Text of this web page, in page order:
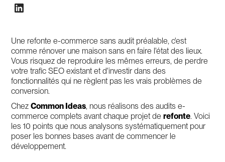
Une refonte e-commerce sans audit préalable, c'est
comme rénover une maison sans en faire l'état des lieux.
Vous risquez de reproduire les mêmes erreurs, de perdre
votre trafic SEO existant et d'investir dans des
fonctionnalités qui ne règlent pas les vrais problèmes de
conversion.
ChezCommon Ideas, nous réalisons des audits e-
commerce complets avant chaque projet derefonte. Voici
les 10 points que nous analysons systématiquement pour
poser les bonnes bases avant de commencer le
développement.